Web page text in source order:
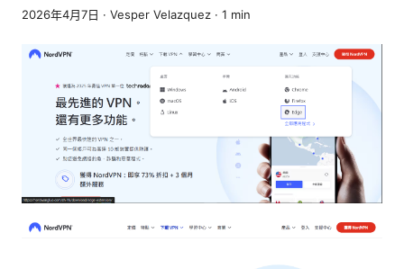
2026年4月7日 · Vesper Velazquez · 1 min